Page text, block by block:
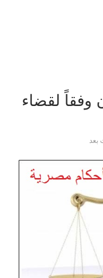
وفقاً لقضاء
بعد